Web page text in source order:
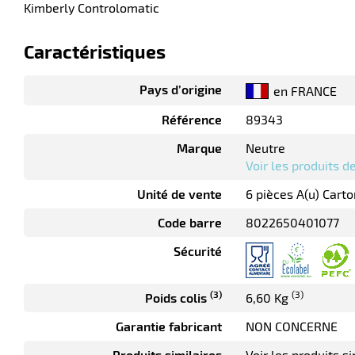
Kimberly Controlomatic
Caractéristiques
Pays d’origine
en FRANCE
Référence
89343
Marque
Neutre
Voir les produits
Unité de vente
6 pièces A(u)
Code barre
8022650401077
Sécurité
Poids colis (3) 6,60 Kg (3)
Garantie fabricant
NON CONCERNE